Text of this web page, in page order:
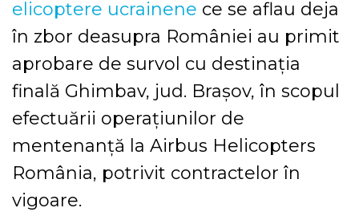
elicoptere ucrainene ce se aflau deja
în zbor deasupra României au primit
aprobare de survol cu destinația
finală Ghimbav, jud. Brașov, în scopul
efectuării operațiunilor de
mentenanță la Airbus Helicopters
România, potrivit contractelor în
vigoare.